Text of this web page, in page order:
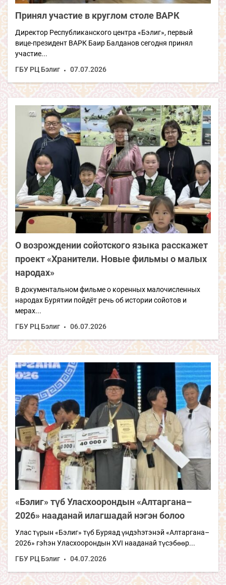
Принял участие в круглом столе ВАРК
Директор Республиканского центра «Бэлиг», первый
вице-президент ВАРК Баир Балданов сегодня принял
участие...
ГБУ РЦ Бэлиг
07.07.2026
О возрождении сойотского языка расскажет
проект «Хранители. Новые фильмы о малых
народах»
В документальном фильме о коренных малочисленных
народах Бурятии пойдёт речь об истории сойотов и
мерах...
ГБУ РЦ Бэлиг
06.07.2026
«Бэлиг» түб Уласхоорондын «Алтаргана–
2026» нааданай илагшадай нэгэн болоо
Улас түрын «Бэлиг» түб Буряад үндэhэтэнэй «Алтаргана–
2026» гэhэн Уласхоорондын XVI нааданай түсэбөөр...
ГБУ РЦ Бэлиг
04.07.2026